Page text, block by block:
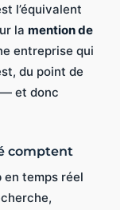
l’équivalent
la mention de
entreprise qui
du point de
— et donc
comptent
en temps réel